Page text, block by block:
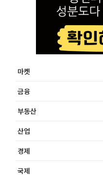
마켓
금융
부동산
산업
경제
국제